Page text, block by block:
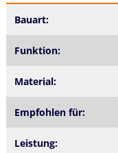
Bauart:
Funktion:
Material:
Empfohlen für:
Leistung: